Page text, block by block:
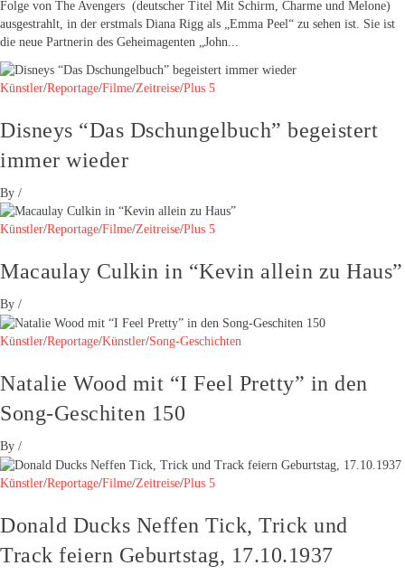
Folge von The Avengers (deutscher Titel Mit Schirm, Charme und Melone)
ausgestrahlt, in der erstmals Diana Rigg als „Emma Peel“ zu sehen ist. Sie ist
die neue Partnerin des Geheimagenten „John...
Künstler/Reportage/Filme/Zeitreise/Plus 5
Disneys “Das Dschungelbuch” begeistert
immer wieder
By /
Künstler/Reportage/Filme/Zeitreise/Plus 5
Macaulay Culkin in “Kevin allein zu Haus”
By /
Künstler/Reportage/Künstler/Song-Geschichten
Natalie Wood mit “I Feel Pretty” in den
Song-Geschiten 150
By /
Künstler/Reportage/Filme/Zeitreise/Plus 5
Donald Ducks Neffen Tick, Trick und
Track feiern Geburtstag, 17.10.1937